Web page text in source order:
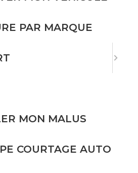
choix de audi break dans nos
sans effort avec Courtage
Auto.
RECHERCHE
PAR MARQUE
MON MALUS
COURTAGE AUTO